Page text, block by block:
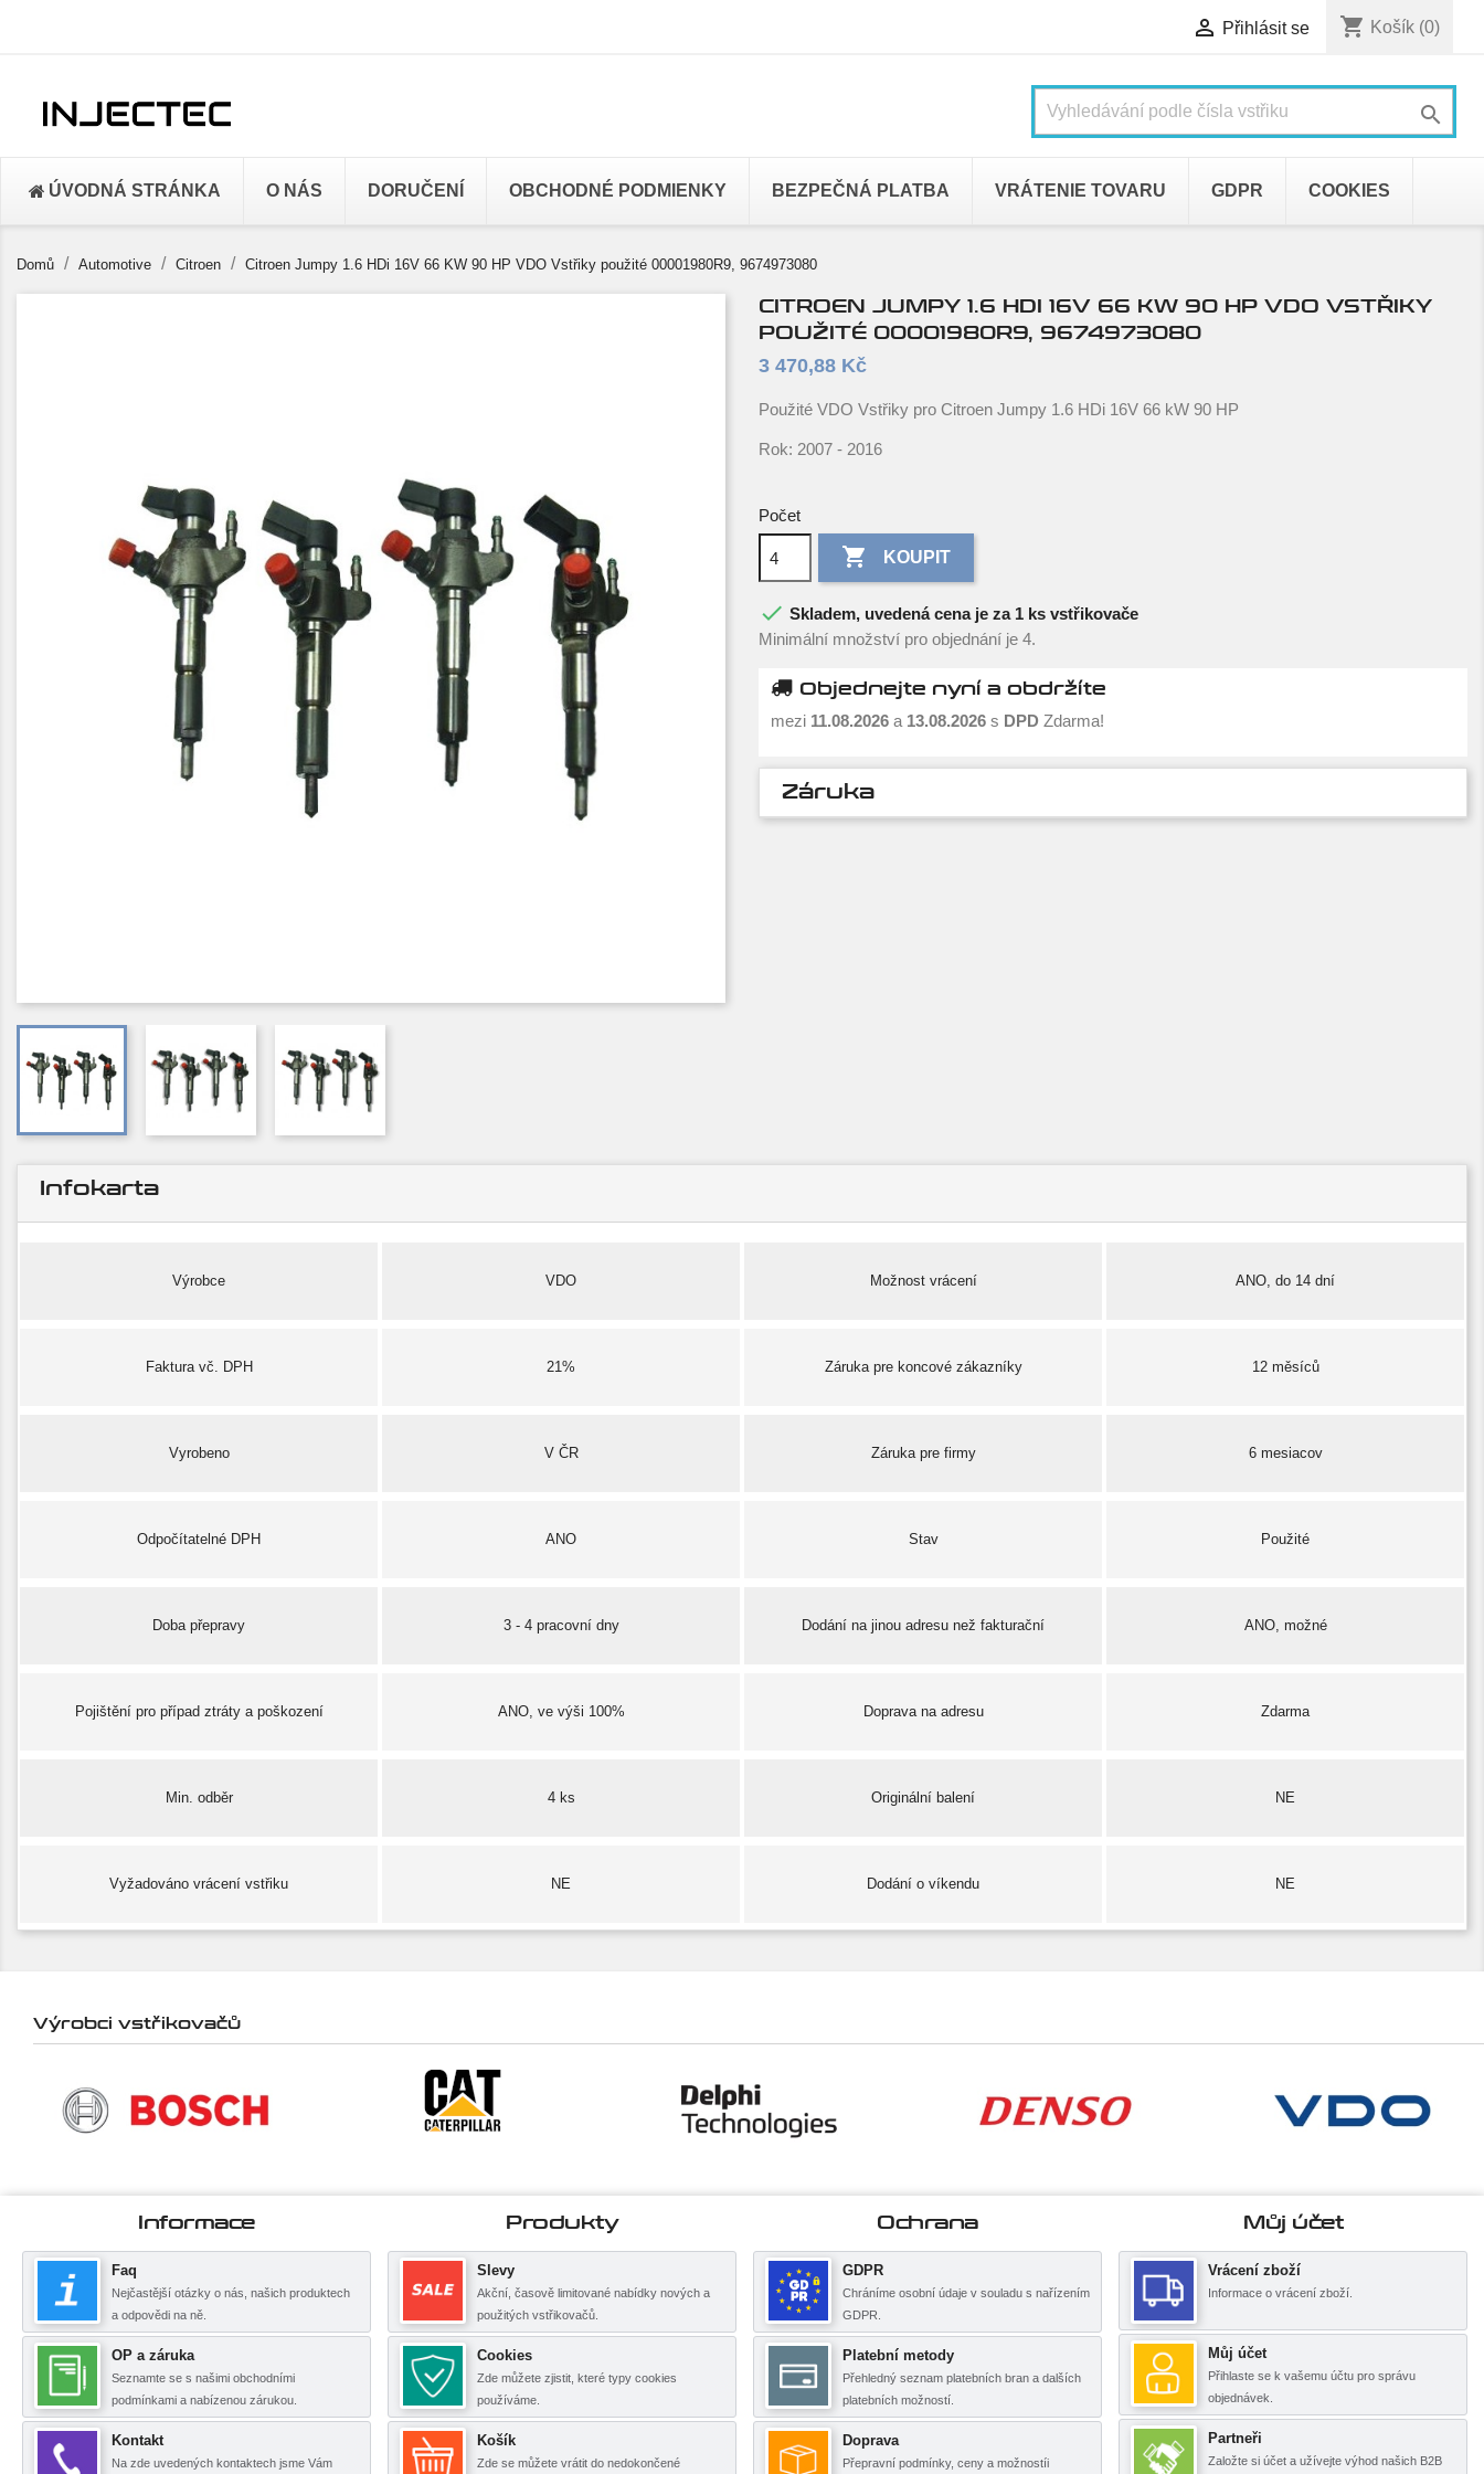
 Přihlásit se shopping_cart Košík (0)

ÚVODNÁ STRÁNKA O NÁS DORUČENÍ OBCHODNÉ PODMIENKY BEZPEČNÁ PLATBA VRÁTENIE TOVARU GDPR COOKIES
Domů Automotive Citroen Citroen Jumpy 1.6 HDi 16V 66 KW 90 HP VDO Vstřiky použité 00001980R9, 9674973080
CITROEN JUMPY 1.6 HDI 16V 66 KW 90 HP VDO VSTŘIKY
POUŽITÉ 00001980R9, 9674973080
3 470,88 Kč
Použité VDO Vstřiky pro Citroen Jumpy 1.6 HDi 16V 66 kW 90 HP
Rok: 2007 - 2016
Počet
 KOUPIT
 Skladem, uvedená cena je za 1 ks vstřikovače
Minimální množství pro objednání je 4.
Objednejte nyní a obdržíte
mezi 11.08.2026 a 13.08.2026 s DPD Zdarma!
Záruka
Infokarta
Výrobce VDO Možnost vrácení ANO, do 14 dní
Faktura vč. DPH 21% Záruka pre koncové zákazníky 12 měsíců
Vyrobeno V ČR Záruka pre firmy 6 mesiacov
Odpočítatelné DPH ANO Stav Použité
Doba přepravy 3 - 4 pracovní dny Dodání na jinou adresu než fakturační ANO, možné
Pojištění pro případ ztráty a poškození ANO, ve výši 100% Doprava na adresu Zdarma
Min. odběr 4 ks Originální balení NE
Vyžadováno vrácení vstřiku NE Dodání o víkendu NE
Výrobci vstřikovačů
Informace
Faq
Nejčastější otázky o nás, našich produktech
a odpovědi na ně.
OP a záruka
Seznamte se s našimi obchodními
podmínkami a nabízenou zárukou.
Kontakt
Na zde uvedených kontaktech jsme Vám
Produkty
Slevy
Akční, časově limitované nabídky nových a
použitých vstřikovačů.
Cookies
Zde můžete zjistit, které typy cookies
používáme.
Košík
Zde se můžete vrátit do nedokončené
Ochrana
GDPR
Chráníme osobní údaje v souladu s nařízením
GDPR.
Platební metody
Přehledný seznam platebních bran a dalších
platebních možností.
Doprava
Přepravní podmínky, ceny a možnostíi
Můj účet
Vrácení zboží
Informace o vrácení zboží.
Můj účet
Přihlaste se k vašemu účtu pro správu
objednávek.
Partneři
Založte si účet a užívejte výhod našich B2B